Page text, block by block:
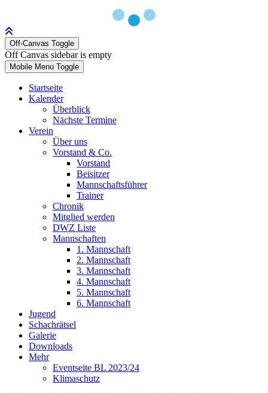
Off-Canvas Toggle
Off Canvas sidebar is empty
Mobile Menu Toggle
Startseite
Kalender
Überblick
Nächste Termine
Verein
Über uns
Vorstand & Co.
Vorstand
Beisitzer
Mannschaftsführer
Trainer
Chronik
Mitglied werden
DWZ Liste
Mannschaften
1. Mannschaft
2. Mannschaft
3. Mannschaft
4. Mannschaft
5. Mannschaft
6. Mannschaft
Jugend
Schachrätsel
Galerie
Downloads
Mehr
Eventseite BL 2023/24
Klimaschutz